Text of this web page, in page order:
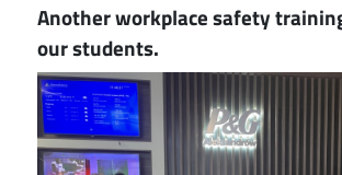
Another workplace safety
our students.
Image